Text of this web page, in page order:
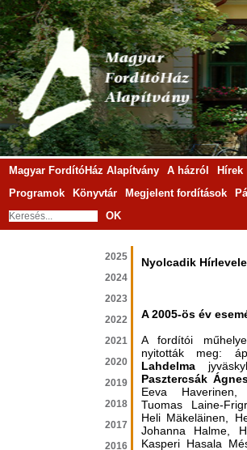
Magyar FordítóHáz Alapítvány A házról Hírek
Programok
Könyvtár Megjelent fordítások
OK
2025
2024
2023
2022
2021
2020
2019
2018
2017
2016
Nyolcadik Hírlevele
A 2005-ös év
A fordítói
nyitották meg:
Lahdelma
Pasztercsák
Eeva Haverinen,
Tuomas Laine-
Heli Mäkeläinen,
Johanna Halme,
Kasperi Hasala